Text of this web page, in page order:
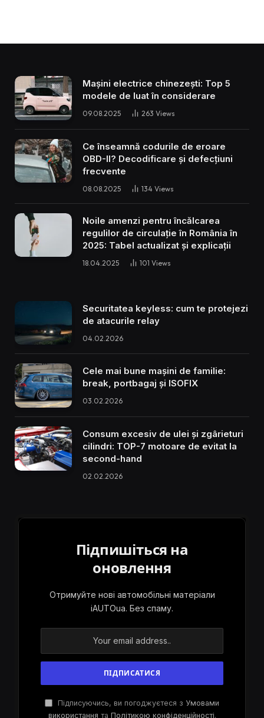
Mașini electrice chinezești: Top 5
modele de luat în considerare
09.08.2025 263 Views
Ce înseamnă codurile de eroare
OBD-II? Decodificare și defecțiuni
frecvente
08.08.2025 134 Views
Noile amenzi pentru încălcarea
regulilor de circulație în România în
2025: Tabel actualizat și explicații
18.04.2025 101 Views
Securitatea keyless: cum te protejezi
de atacurile relay
04.02.2026
Cele mai bune mașini de familie:
break, portbagaj și ISOFIX
03.02.2026
Consum excesiv de ulei și zgârieturi
cilindri: TOP-7 motoare de evitat la
second-hand
02.02.2026
Підпишіться на
оновлення
Отримуйте нові автомобільні матеріали
iAUTOua. Без спаму.
Підписуючись, ви погоджуєтеся з Умовами
використання та Політикою конфіденційності.